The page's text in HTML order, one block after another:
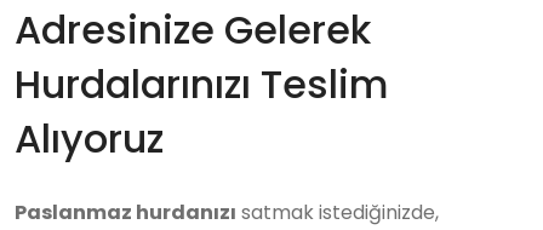
Adresinize Gelerek
Hurdalarınızı Teslim
Alıyoruz
Paslanmaz hurdanızı satmak istediğinizde,